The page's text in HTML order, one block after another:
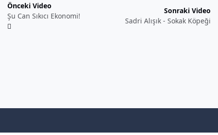
Önceki Video
Şu Can Sıkıcı Ekonomi!
Sonraki Video
Sadri Alışık - Sokak Köpeği